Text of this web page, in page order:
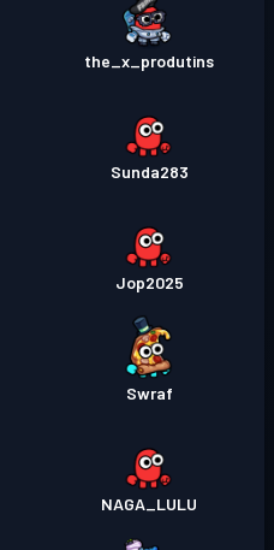
the_x_produtins
Sunda283
Jop2025
Swraf
NAGA_LULU